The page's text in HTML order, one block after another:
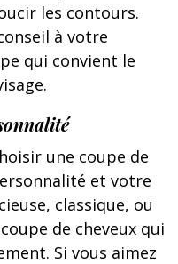
les contours.
à votre
qui convient le
une coupe de
et votre
classique, ou
de cheveux qui
Si vous aimez